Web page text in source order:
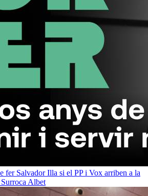
fer Salvador Illa si el PP i Vox arriben a la
Albet